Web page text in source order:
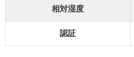
相対湿度
認証